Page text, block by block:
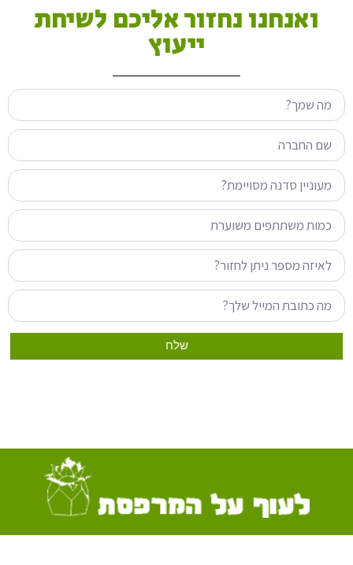
ואנחנו נחזור אליכם לשיחת
ייעוץ
שלח